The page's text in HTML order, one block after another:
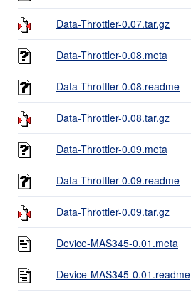
Data-Throttler-0.07.tar.gz
Data-Throttler-0.08.meta
Data-Throttler-0.08.readme
Data-Throttler-0.08.tar.gz
Data-Throttler-0.09.meta
Data-Throttler-0.09.readme
Data-Throttler-0.09.tar.gz
Device-MAS345-0.01.meta
Device-MAS345-0.01.readme